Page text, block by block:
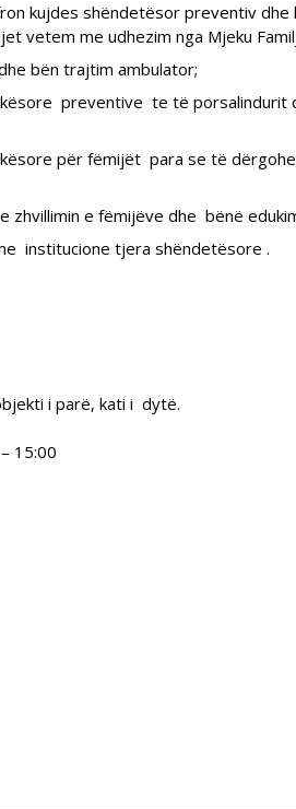
kujdes shëndetësor preventiv
vetem me udhezim nga Mjeku
bën trajtim ambulator;
preventive te të porsalindurit
për fëmijët para se të
zhvillimin e fëmijëve dhe bënë
institucione tjera shëndetësore .
i parë, kati i dytë.
15:00